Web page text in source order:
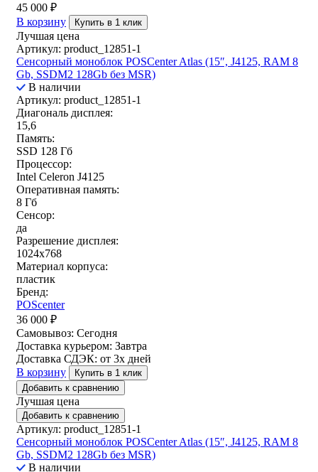
45 000 ₽
В корзину
Купить в 1 клик
Лучшая цена
Артикул: product_12851-1
Сенсорный моноблок POSCenter Atlas (15″, J4125, RAM 8
Gb, SSDM2 128Gb без MSR)
В наличии
Артикул: product_12851-1
Диагональ дисплея:
15,6
Память:
SSD 128 Гб
Процессор:
Intel Celeron J4125
Оперативная память:
8 Гб
Сенсор:
да
Разрешение дисплея:
1024x768
Материал корпуса:
пластик
Бренд:
POScenter
36 000 ₽
Самовывоз: Сегодня
Доставка курьером: Завтра
Доставка СДЭК: от 3х дней
В корзину
Купить в 1 клик
Добавить к сравнению
Лучшая цена
Добавить к сравнению
Артикул: product_12851-1
Сенсорный моноблок POSCenter Atlas (15″, J4125, RAM 8
Gb, SSDM2 128Gb без MSR)
В наличии